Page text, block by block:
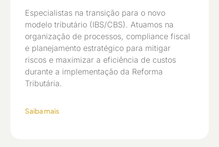
Especialistas na transição para o novo
modelo tributário (IBS/CBS). Atuamos na
organização de processos, compliance fiscal
e planejamento estratégico para mitigar
riscos e maximizar a eficiência de custos
durante a implementação da Reforma
Tributária.
Saiba mais